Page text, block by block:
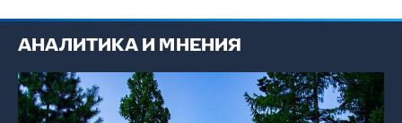
АНАЛИТИКА И МНЕНИЯ